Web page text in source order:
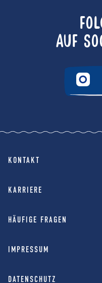
AUF
KONTAKT
KARRIERE
HÄUFIGE FRAGEN
IMPRESSUM
DATENSCHUTZ